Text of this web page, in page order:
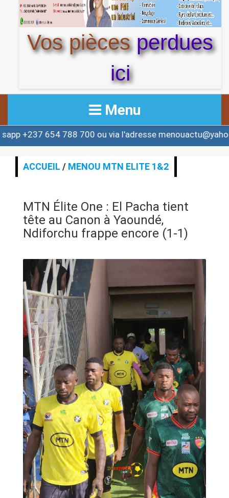
Vos piècesperdues
ici
Menu
ACCUEIL
ACTUALITE
ALERTE
ANNONCE
ART & CULTURE & TRADITION
ASSAINISSEMENT
BREAKING-NEWS
CAMEROUN
PLUS
700 ou via l'adresse menouactu@yahoo.com ou
ACCUEIL / MENOU MTN ELITE 1&2
MTN Élite One : El Pacha tient
tête au Canon à Yaoundé,
Ndiforchu frappe encore (1-1)